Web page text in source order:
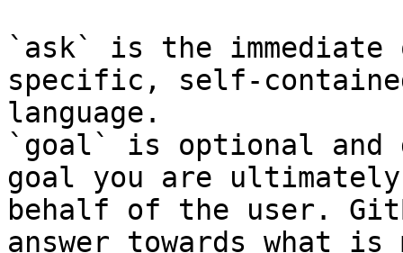
`ask` is the
specific, self-
language.
`goal` is optional and
goal you are
behalf of the user.
answer towards what